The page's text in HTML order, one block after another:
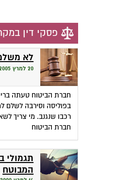
פסקי דין
לא
20 למרץ 2005
חברת הביטוח טעתה
בפוליסה וסירבה לשלם
רכבו שנגנב. מי צריך
חברת הביטוח
תגמולי
המבוטח